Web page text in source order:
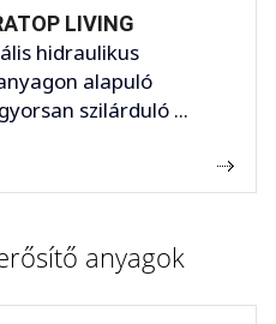
LIVING
hidraulikus
alapuló
szilárduló ...
anyagok